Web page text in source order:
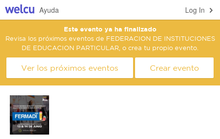
Log In
Ayuda
Este evento ya ha finalizado
Revisa los próximos eventos de FEDERACION DE INSTITUCIONES
DE EDUCACION PARTICULAR, o crea tu propio evento.
Ver los próximos eventos Crear evento